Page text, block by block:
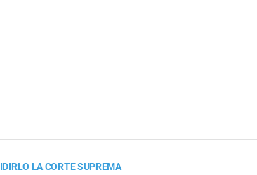
LA CORTE SUPREMA